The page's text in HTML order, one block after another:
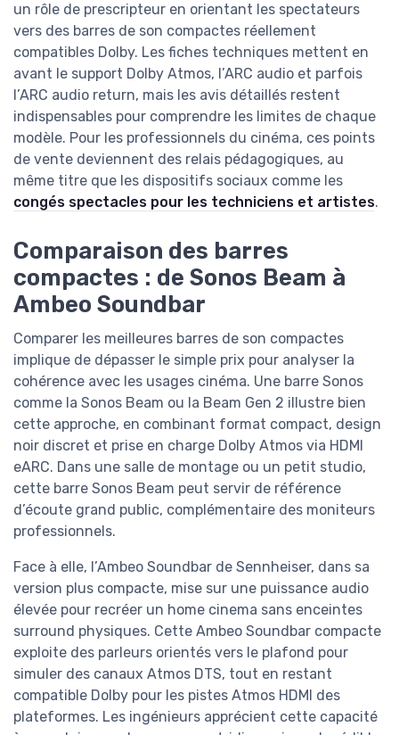
un rôle de prescripteur en orientant les spectateurs
vers des barres de son compactes réellement
compatibles Dolby. Les fiches techniques mettent en
avant le support Dolby Atmos, l’ARC audio et parfois
l’ARC audio return, mais les avis détaillés restent
indispensables pour comprendre les limites de chaque
modèle. Pour les professionnels du cinéma, ces points
de vente deviennent des relais pédagogiques, au
même titre que les dispositifs sociaux comme les
congés spectacles pour les techniciens et artistes.
Comparaison des barres
compactes : de Sonos Beam à
Ambeo Soundbar
Comparer les meilleures barres de son compactes
implique de dépasser le simple prix pour analyser la
cohérence avec les usages cinéma. Une barre Sonos
comme la Sonos Beam ou la Beam Gen 2 illustre bien
cette approche, en combinant format compact, design
noir discret et prise en charge Dolby Atmos via HDMI
eARC. Dans une salle de montage ou un petit studio,
cette barre Sonos Beam peut servir de référence
d’écoute grand public, complémentaire des moniteurs
professionnels.
Face à elle, l’Ambeo Soundbar de Sennheiser, dans sa
version plus compacte, mise sur une puissance audio
élevée pour recréer un home cinema sans enceintes
surround physiques. Cette Ambeo Soundbar compacte
exploite des parleurs orientés vers le plafond pour
simuler des canaux Atmos DTS, tout en restant
compatible Dolby pour les pistes Atmos HDMI des
plateformes. Les ingénieurs apprécient cette capacité